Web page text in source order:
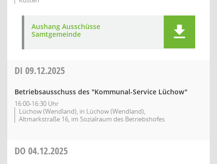
Aushang Ausschüsse
Samtgemeinde
DI 09.12.2025
Betriebsausschuss des "Kommunal-Service Lüchow"
16:00-16:30 Uhr
Lüchow (Wendland), in Lüchow (Wendland),
Altmarkstraße 16, im Sozialraum des Betriebshofes
DO 04.12.2025